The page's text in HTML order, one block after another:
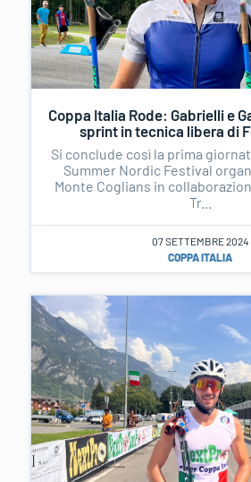
Coppa Italia Rode: Gabrielli e
sprint in tecnica libera di
Si conclude così la prima
Summer Nordic Festival
Monte Coglians in
Tr...
07 SETTEMBRE 2024
COPPA ITALIA